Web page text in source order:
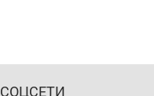
СОЦСЕТИ